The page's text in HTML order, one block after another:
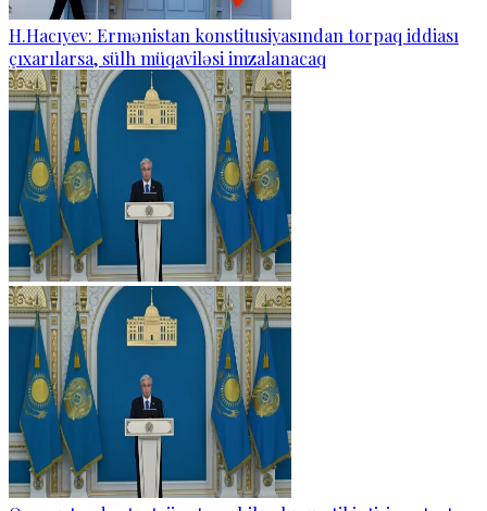
H.Hacıyev: Ermənistan konstitusiyasından torpaq iddiası
çıxarılarsa, sülh müqaviləsi imzalanacaq